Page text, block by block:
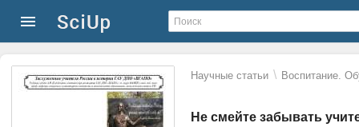
Научные статьи \ Воспитание.
Не смейте забывать